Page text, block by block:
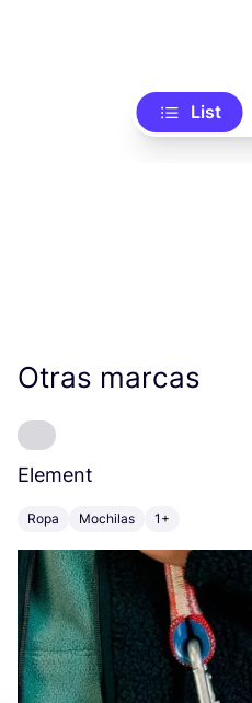
List
Otras marcas
Element
Ropa Mochilas 1+